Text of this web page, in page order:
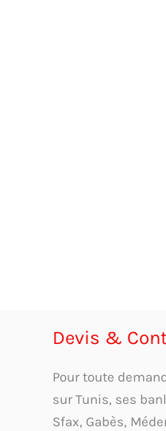
Devis &
Pour toute
sur Tunis, ses
Sfax, Gabès,